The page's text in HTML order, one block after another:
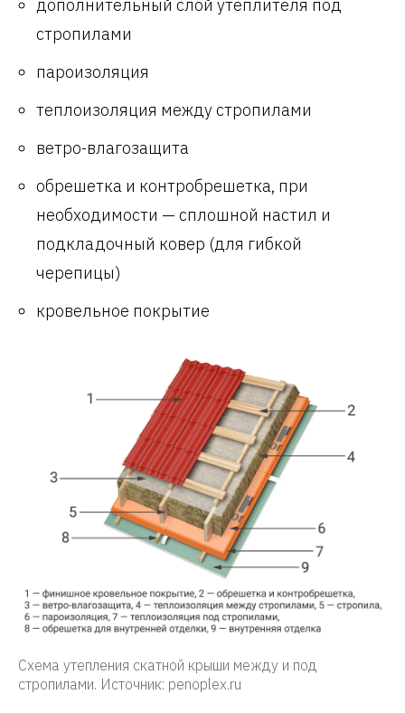
дополнительный слой утеплителя под
стропилами
пароизоляция
теплоизоляция между стропилами
ветро-влагозащита
обрешетка и контробрешетка, при
необходимости — сплошной настил и
подкладочный ковер (для гибкой
черепицы)
кровельное покрытие
Схема утепления скатной крыши между и под
стропилами. Источник: penoplex.ru